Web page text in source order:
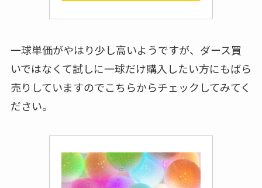
一球単価がやはり少し高いようですが、ダース買
いではなくて試しに一球だけ購入したい方にもばら
売りしていますのでこちらからチェックしてみてく
ださい。